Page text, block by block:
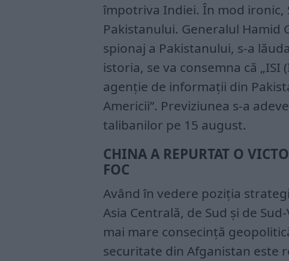
împotriva Indiei. În mod ironic,
Pakistanului. Generalul Hamid
spionaj a Pakistanului, s-a
istoria, se va consemna că
agenție de informații din
Americii”. Previziunea s-a
talibanilor pe 15 august.
CHINA A REPURTAT O
FOC
Având în vedere poziția
Asia Centrală, de Sud și de
mai mare consecință
securitate din Afganistan este